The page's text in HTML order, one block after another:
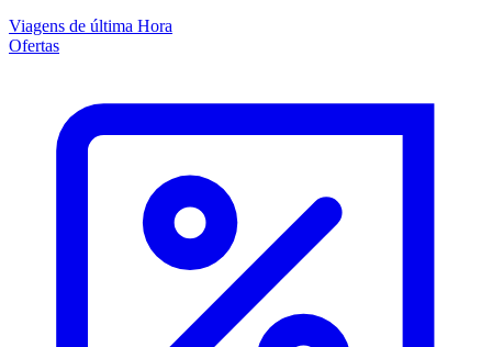
Viagens de última Hora
Ofertas